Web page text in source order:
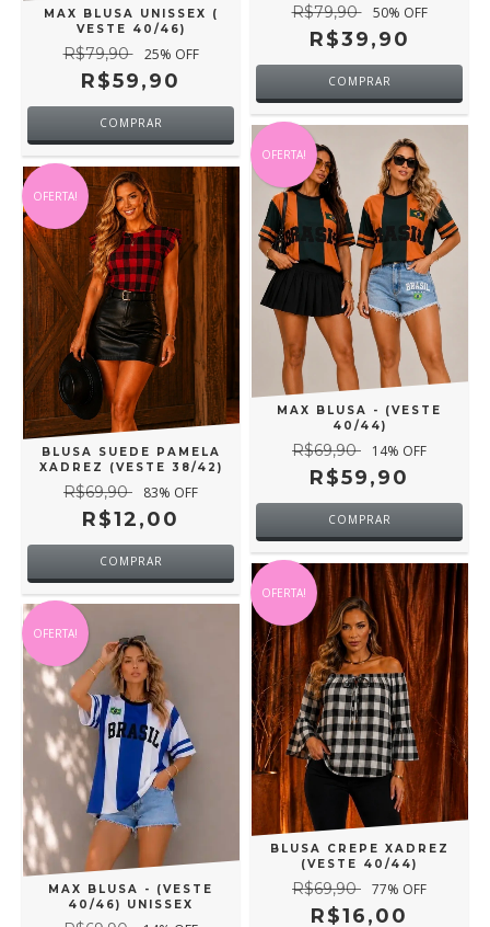
MAX BLUSA UNISSEX (
VESTE 40/46)
R$79,90 25% OFF
R$59,90
COMPRAR
R$79,90 50% OFF
R$39,90
COMPRAR
OFERTA!
BLUSA SUEDE PAMELA
XADREZ (VESTE 38/42)
R$69,90 83% OFF
R$12,00
COMPRAR
OFERTA!
MAX BLUSA - (VESTE
40/44)
R$69,90 14% OFF
R$59,90
OFERTA!
MAX BLUSA - (VESTE
40/46) UNISSEX
OFERTA!
BLUSA CREPE XADREZ
(VESTE 40/44)
R$69,90 77% OFF
R$16,00